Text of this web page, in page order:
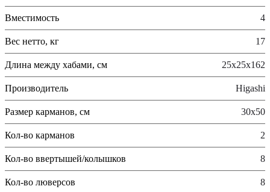
Вместимость 4
Вес нетто, кг 17
Длина между хабами, см 25x25x162
Производитель Higashi
Размер карманов, см 30x50
Кол-во карманов 2
Кол-во ввертышей/колышков 8
Кол-во люверсов 8